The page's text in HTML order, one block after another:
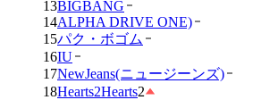
13BIGBANG
14ALPHA DRIVE ONE)
15パク・ボゴム
16IU
17NewJeans(ニュージーンズ)
18Hearts2Hearts2